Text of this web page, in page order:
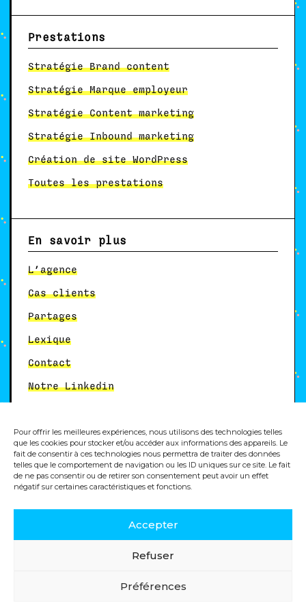
Pour offrir les meilleures expériences, nous utilisons des technologies telles
que les cookies pour stocker et/ou accéder aux informations des appareils. Le
fait de consentir à ces technologies nous permettra de traiter des données
telles que le comportement de navigation ou les ID uniques sur ce site. Le fait
de ne pas consentir ou de retirer son consentement peut avoir un effet
négatif sur certaines caractéristiques et fonctions.
Accepter
Refuser
Préférences
Prestations
Stratégie Brand content
Stratégie Marque employeur
Stratégie Content marketing
Stratégie Inbound marketing
Création de site WordPress
Toutes les prestations
En savoir plus
L’agence
Cas clients
Partages
Lexique
Contact
Notre Linkedin
Autres services
Formation analytics
© 2025, Dity, agence digitale
Politique de cookies
Politique de confidentialité